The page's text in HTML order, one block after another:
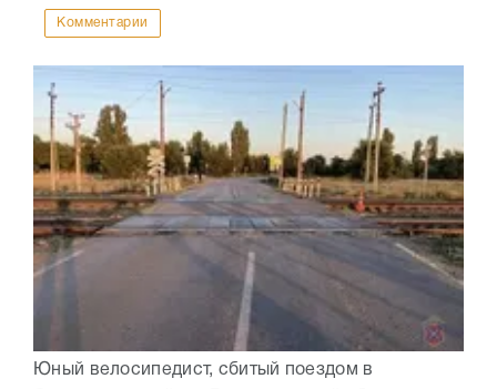
Комментарии
Юный велосипедист, сбитый поездом в